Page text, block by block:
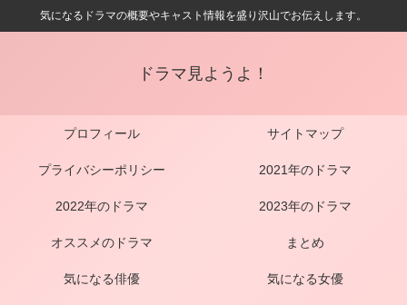
気になるドラマの概要やキャスト情報を盛り沢山でお伝えします。
ドラマ見ようよ！
プロフィール サイトマップ
プライバシーポリシー 2021年のドラマ
2022年のドラマ 2023年のドラマ
オススメのドラマ まとめ
気になる俳優 気になる女優